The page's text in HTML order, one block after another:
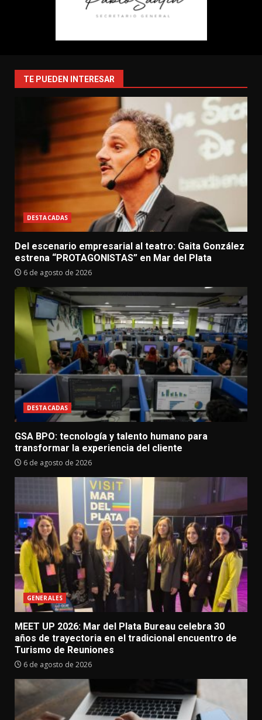
TE PUEDEN INTERESAR
DESTACADAS
Del escenario empresarial al teatro: Gaita González
estrena “PROTAGONISTAS” en Mar del Plata
6 de agosto de 2026
DESTACADAS
GSA BPO: tecnología y talento humano para
transformar la experiencia del cliente
6 de agosto de 2026
GENERALES
MEET UP 2026: Mar del Plata Bureau celebra 30
años de trayectoria en el tradicional encuentro de
Turismo de Reuniones
6 de agosto de 2026